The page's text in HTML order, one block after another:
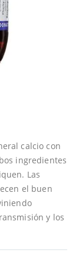
calcio con
ingredientes
Las
el buen
y los